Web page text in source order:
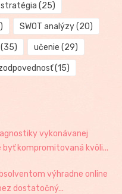
stratégia (25)
SWOT analýzy(20)
učenie (29)
(15)
vykonávanej
kompromitovaná kvôli...
výhradne online
dostatočný...